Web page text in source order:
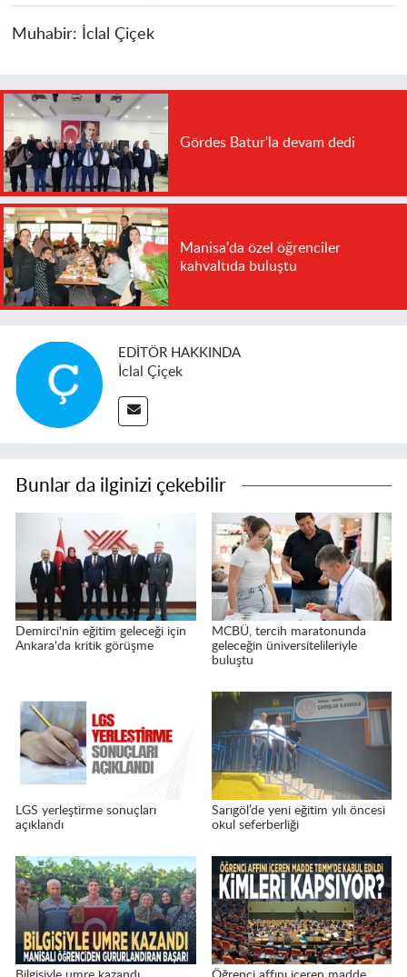
Muhabir: İclal Çiçek
Gördes Batur'la devam dedi
Manisa'da özel öğrenciler
kahvaltıda buluştu
EDITÖR HAKKINDA
İclal Çiçek
Bunlar da ilginizi çekebilir
Demirci'nin eğitim geleceği için
Ankara'da kritik görüşme
MCBÜ, tercih maratonunda
geleceğin üniversitelileriyle
buluştu
LGS yerleştirme sonuçları
açıklandı
Sarıgöl’de yeni eğitim yılı öncesi
okul seferberliği